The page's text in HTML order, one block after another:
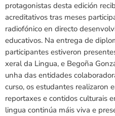
protagonistas desta edición
acreditativos tras meses
radiofónico en directo
educativos. Na entrega de
participantes estiveron
xeral da Lingua, e Begoña
unha das entidades
curso, os estudantes realizaron
reportaxes e contidos culturais
lingua continúa máis viva e